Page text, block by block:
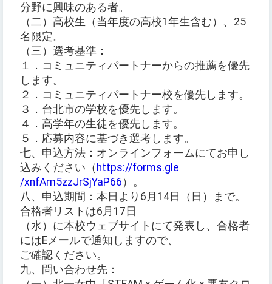
分野に興味のある者。
（二）高校生（当年度の高校1年生含む）、25
名限定。
（三）選考基準：
１．コミュニティパートナーからの推薦を優先
します。
２．コミュニティパートナー校を優先します。
３．台北市の学校を優先します。
４．高学年の生徒を優先します。
５．応募内容に基づき選考します。
七、申込方法：オンラインフォームにてお申し
込みください（ https://forms.gle
/xnfAm5zzJrSjYaP66 ）。
八、申込期間：本日より6月14日（日）まで。
合格者リストは6月17日
（水）に本校ウェブサイトにて発表し、合格者
にはEメールで通知しますので、
ご確認ください。
九、問い合わせ先：